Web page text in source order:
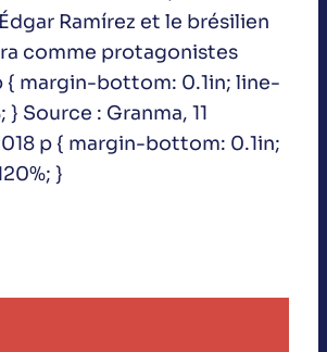
Ramírez et le brésilien
comme protagonistes
{ margin-bottom: 0.1in; line-
} Source : Granma, 11
p { margin-bottom: 0.1in;
}